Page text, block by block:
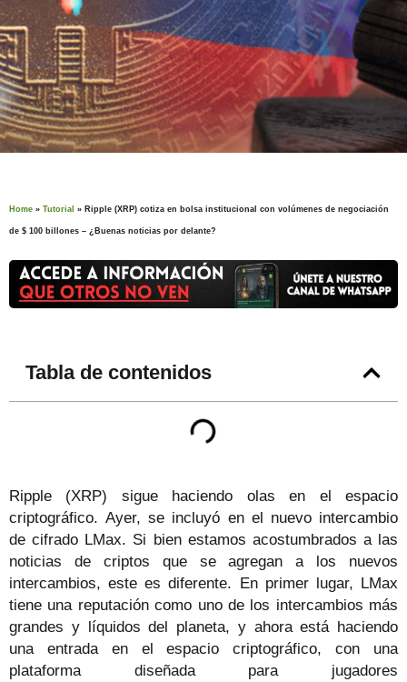
Home » Tutorial » Ripple (XRP) cotiza en bolsa institucional con volúmenes de negociación
de $ 100 billones – ¿Buenas noticias por delante?
Tabla de contenidos
Ripple (XRP) sigue haciendo olas en el espacio
criptográfico. Ayer, se incluyó en el nuevo intercambio
de cifrado LMax. Si bien estamos acostumbrados a las
noticias de criptos que se agregan a los nuevos
intercambios, este es diferente. En primer lugar, LMax
tiene una reputación como uno de los intercambios más
grandes y líquidos del planeta, y ahora está haciendo
una entrada en el espacio criptográfico, con una
plataforma diseñada para jugadores